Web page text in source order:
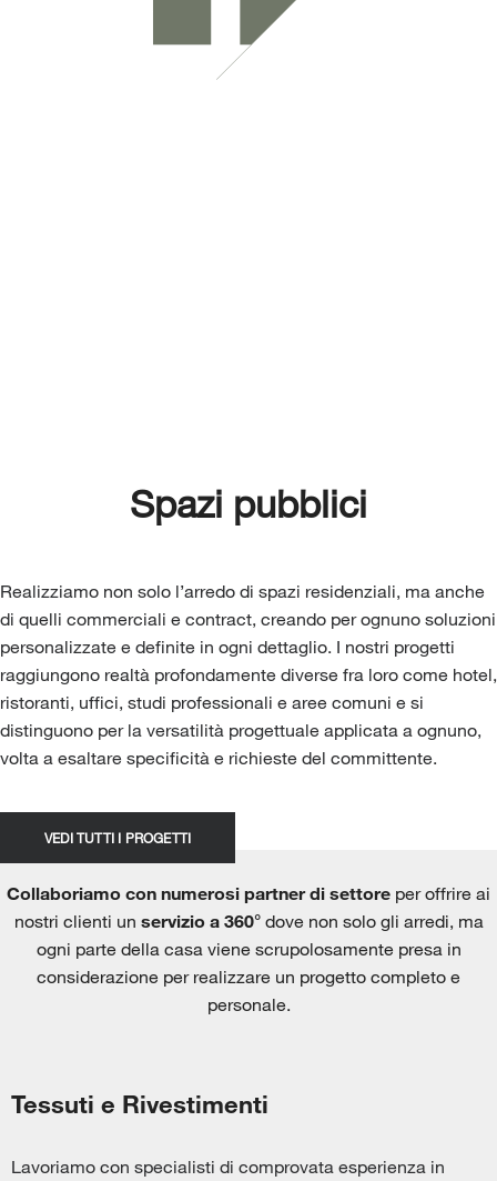
Spazi pubblici
Realizziamo non solo l’arredo di spazi residenziali, ma anche
di quelli commerciali e contract, creando per ognuno soluzioni
personalizzate e definite in ogni dettaglio. I nostri progetti
raggiungono realtà profondamente diverse fra loro come hotel,
ristoranti, uffici, studi professionali e aree comuni e si
distinguono per la versatilità progettuale applicata a ognuno,
volta a esaltare specificità e richieste del committente.
VEDI TUTTI I PROGETTI
Collaboriamo con numerosi partner di settore per offrire ai
nostri clienti un servizio a 360°dove non solo gli arredi, ma
ogni parte della casa viene scrupolosamente presa in
considerazione per realizzare un progetto completo e
personale.
Tessuti e Rivestimenti
Lavoriamo con specialisti di comprovata esperienza in